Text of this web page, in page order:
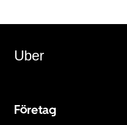
Uber
Företag